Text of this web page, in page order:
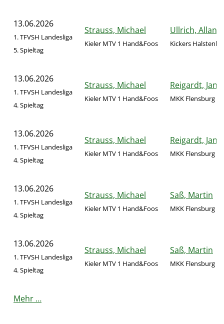
13.06.2026
1. TFVSH Landesliga
5. Spieltag
Strauss, Michael
Kieler MTV 1 Hand&Foos
Ullrich, Allan
Kickers
13.06.2026
1. TFVSH Landesliga
4. Spieltag
Strauss, Michael
Kieler MTV 1 Hand&Foos
Reigardt, Jan-
MKK Flensburg 1
13.06.2026
1. TFVSH Landesliga
4. Spieltag
Strauss, Michael
Kieler MTV 1 Hand&Foos
Reigardt, Jan-
MKK Flensburg 1
13.06.2026
1. TFVSH Landesliga
4. Spieltag
Strauss, Michael
Kieler MTV 1 Hand&Foos
Saß, Martin
MKK Flensburg 1
13.06.2026
1. TFVSH Landesliga
4. Spieltag
Strauss, Michael
Kieler MTV 1 Hand&Foos
Saß, Martin
MKK Flensburg 1
Mehr …